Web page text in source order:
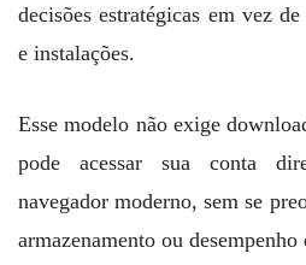
decisões estratégicas em vez
e instalações.
Esse modelo não exige
pode acessar sua conta
navegador moderno, sem se
armazenamento ou